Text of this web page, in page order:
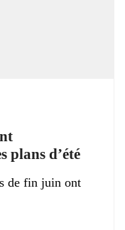
plans d’été
de fin juin ont